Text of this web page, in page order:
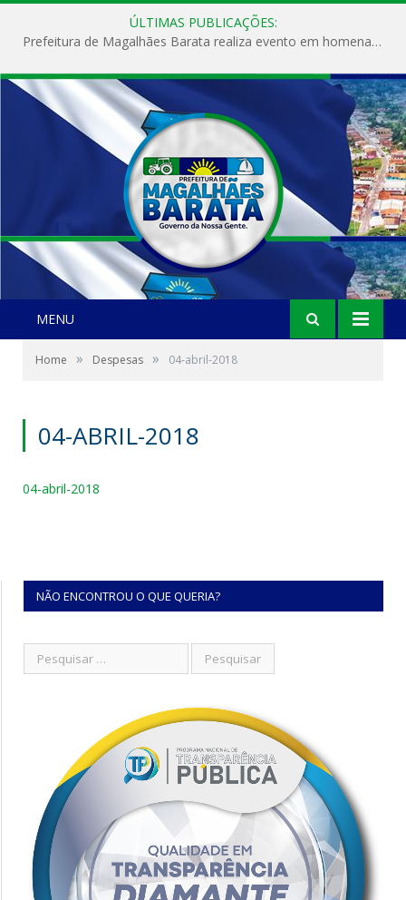
ÚLTIMAS PUBLICAÇÕES:
Prefeitura de Magalhães Barata realiza evento em homenagem ao Dia Internacional da Mulher
MENU
Home » Despesas » 04-abril-2018
04-ABRIL-2018
04-abril-2018
NÃO ENCONTROU O QUE QUERIA?